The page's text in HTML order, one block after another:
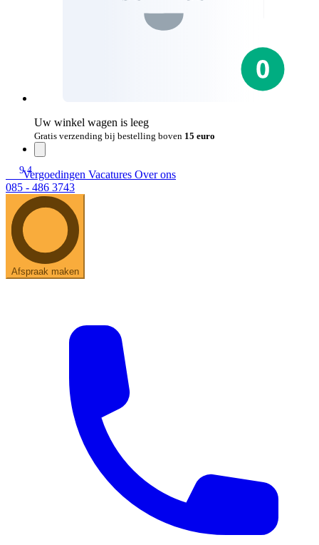
Uw winkel wagen is leeg
Gratis verzending bij bestelling boven 15 euro
9.4
Vergoedingen Vacatures Over ons
085 - 486 3743
Afspraak maken